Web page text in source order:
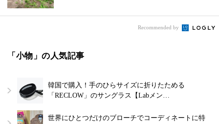
Recommended by
「小物」の人気記事
韓国で購入！手のひらサイズに折りたためる
「RECLOW」のサングラス【Labメン…
世界にひとつだけのブローチでコーディネートに特